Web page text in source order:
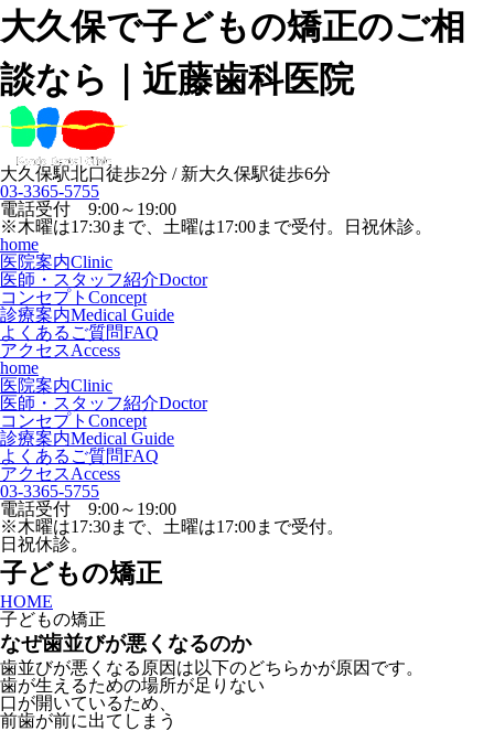
大久保で子どもの矯正のご相
談なら｜近藤歯科医院
大久保駅北口徒歩2分 / 新大久保駅徒歩6分
03-3365-5755
電話受付 9:00～19:00
※木曜は17:30まで、土曜は17:00まで受付。日祝休診。
home
医院案内Clinic
医師・スタッフ紹介Doctor
コンセプト Concept
診療案内Medical Guide
よくあるご質問FAQ
アクセスAccess
home
医院案内Clinic
医師・スタッフ紹介Doctor
コンセプト Concept
診療案内Medical Guide
よくあるご質問FAQ
アクセスAccess
03-3365-5755
電話受付 9:00～19:00
※木曜は17:30まで、土曜は17:00まで受付。
日祝休診。
子どもの矯正
HOME
子どもの矯正
なぜ歯並びが悪くなるのか
歯並びが悪くなる原因は以下のどちらかが原因です。
歯が生えるための場所が足りない
口が開いているため、
前歯が前に出てしまう